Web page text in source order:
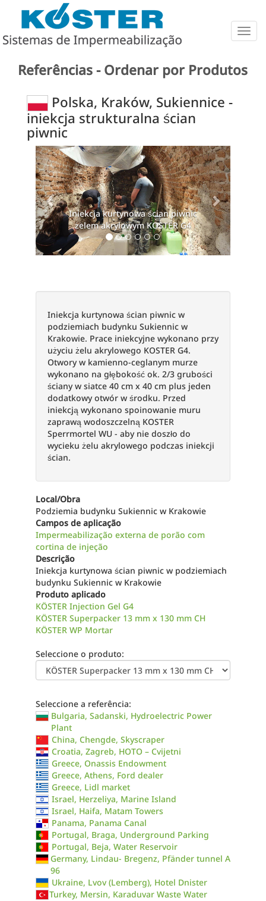
Referências - Ordenar por Produtos
Polska, Kraków, Sukiennice -
iniekcja strukturalna ścian
piwnic
Iniekcja kurtynowa ścian piwnic
żelem akrylowym KOSTER G4
Iniekcja
żelem
Previous Next
Iniekcja kurtynowa ścian piwnic w
podziemiach budynku Sukiennic w
Krakowie. Prace iniekcyjne wykonano przy
użyciu żelu akrylowego KOSTER G4.
Otwory w kamienno-ceglanym murze
wykonano na głębokość ok. 2/3 grubości
ściany w siatce 40 cm x 40 cm plus jeden
dodatkowy otwór w środku. Przed
iniekcją wykonano spoinowanie muru
zaprawą wodoszczelną KOSTER
Sperrmortel WU - aby nie doszło do
wycieku żelu akrylowego podczas iniekcji
ścian.
Local/Obra
Podziemia budynku Sukiennic w Krakowie
Campos de aplicação
Impermeabilização externa de porão com
cortina de injeção
Descrição
Iniekcja kurtynowa ścian piwnic w podziemiach
budynku Sukiennic w Krakowie
Produto aplicado
KÖSTER Injection Gel G4
KÖSTER Superpacker 13 mm x 130 mm CH
KÖSTER WP Mortar
Seleccione o produto:
Seleccione a referência:
Bulgaria, Sadanski, Hydroelectric Power
Plant
China, Chengde, Skyscraper
Croatia, Zagreb, HOTO – Cvijetni
Greece, Onassis Endowment
Greece, Athens, Ford dealer
Greece, Lidl market
Israel, Herzeliya, Marine Island
Israel, Haifa, Matam Towers
Panama, Panama Canal
Portugal, Braga, Underground Parking
Portugal, Beja, Water Reservoir
Germany, Lindau- Bregenz, Pfänder tunnel A
96
Ukraine, Lvov (Lemberg), Hotel Dnister
Turkey, Mersin, Karaduvar Waste Water